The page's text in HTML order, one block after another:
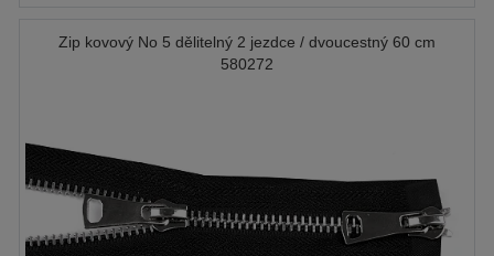
Zip kovový No 5 dělitelný 2 jezdce / dvoucestný 60 cm
580272